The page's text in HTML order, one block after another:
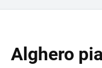
Alghero